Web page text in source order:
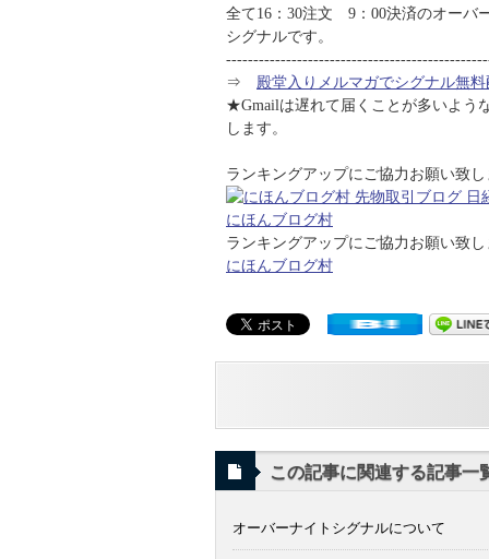
全て16：30注文 9：00決済のオーバ
シグナルです。
⇒ 殿堂入りメルマガでシグナル無料
★Gmailは遅れて届くことが多いよう
します。
ランキングアップにご協力お願い致
にほんブログ村
ランキングアップにご協力お願い致
にほんブログ村
この記事に関連する記事一
オーバーナイトシグナルについて